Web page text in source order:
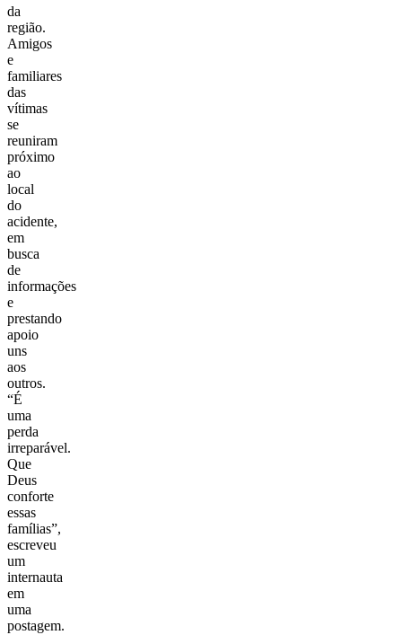
da
região.
Amigos
e
familiares
das
vítimas
se
reuniram
próximo
ao
local
do
acidente,
em
busca
de
informações
e
prestando
apoio
uns
aos
outros.
“É
uma
perda
irreparável.
Que
Deus
conforte
essas
famílias”,
escreveu
um
internauta
em
uma
postagem.